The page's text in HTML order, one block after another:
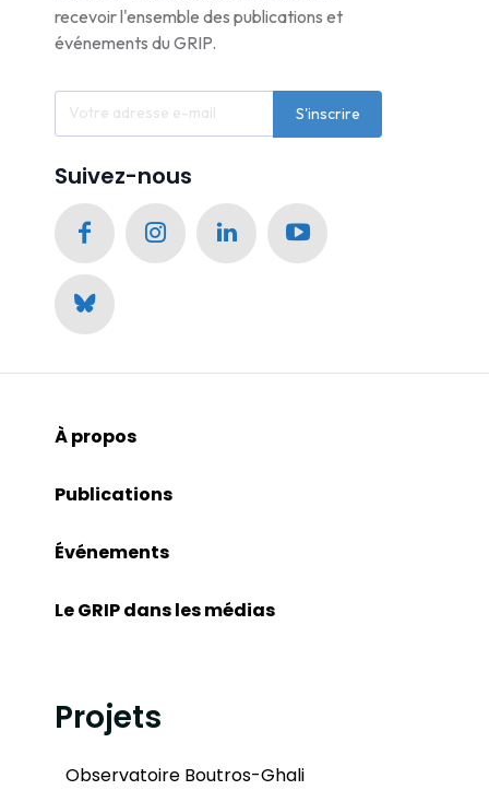
recevoir l'ensemble des publications et
événements du GRIP.
S'inscrire
Suivez-nous
À propos
Publications
Événements
Le GRIP dans les médias
Projets
Observatoire Boutros-Ghali